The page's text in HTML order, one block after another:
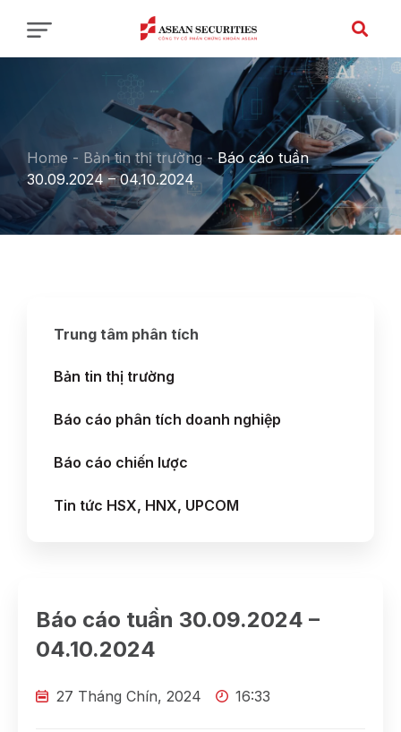
Home - Bản tin thị trường -Báo cáo tuần
30.09.2024 – 04.10.2024
Trung tâm phân tích
Bản tin thị trường
Báo cáo phân tích doanh nghiệp
Báo cáo chiến lược
Tin tức HSX, HNX, UPCOM
Báo cáo tuần 30.09.2024 –
04.10.2024
27 Tháng Chín, 2024 16:33